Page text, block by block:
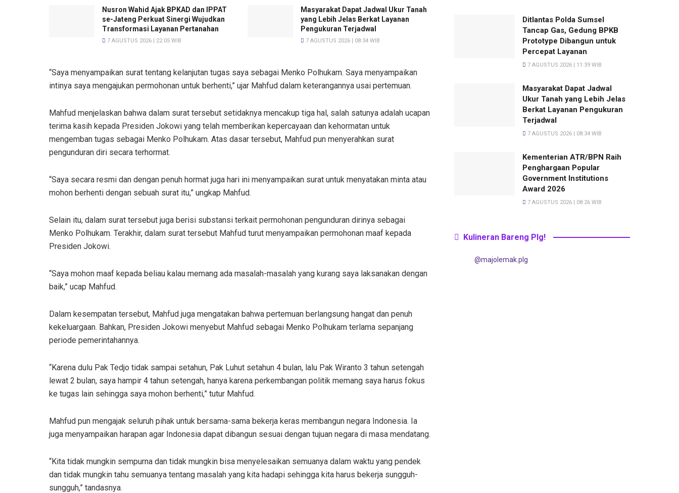
Nusron Wahid Ajak BPKAD dan IPPAT
se-Jateng Perkuat Sinergi Wujudkan
Transformasi Layanan Pertanahan
7 AGUSTUS 2026 | 22:05 WIB
Masyarakat Dapat Jadwal Ukur Tanah
yang Lebih Jelas Berkat Layanan
Pengukuran Terjadwal
7 AGUSTUS 2026 | 08:34 WIB
“Saya menyampaikan surat tentang kelanjutan tugas saya sebagai Menko Polhukam. Saya menyampaikan
intinya saya mengajukan permohonan untuk berhenti,” ujar Mahfud dalam keterangannya usai pertemuan.
Mahfud menjelaskan bahwa dalam surat tersebut setidaknya mencakup tiga hal, salah satunya adalah ucapan
terima kasih kepada Presiden Jokowi yang telah memberikan kepercayaan dan kehormatan untuk
mengemban tugas sebagai Menko Polhukam. Atas dasar tersebut, Mahfud pun menyerahkan surat
pengunduran diri secara terhormat.
“Saya secara resmi dan dengan penuh hormat juga hari ini menyampaikan surat untuk menyatakan minta atau
mohon berhenti dengan sebuah surat itu,” ungkap Mahfud.
Selain itu, dalam surat tersebut juga berisi substansi terkait permohonan pengunduran dirinya sebagai
Menko Polhukam. Terakhir, dalam surat tersebut Mahfud turut menyampaikan permohonan maaf kepada
Presiden Jokowi.
“Saya mohon maaf kepada beliau kalau memang ada masalah-masalah yang kurang saya laksanakan dengan
baik,” ucap Mahfud.
Dalam kesempatan tersebut, Mahfud juga mengatakan bahwa pertemuan berlangsung hangat dan penuh
kekeluargaan. Bahkan, Presiden Jokowi menyebut Mahfud sebagai Menko Polhukam terlama sepanjang
periode pemerintahannya.
“Karena dulu Pak Tedjo tidak sampai setahun, Pak Luhut setahun 4 bulan, lalu Pak Wiranto 3 tahun setengah
lewat 2 bulan, saya hampir 4 tahun setengah, hanya karena perkembangan politik memang saya harus fokus
ke tugas lain sehingga saya mohon berhenti,” tutur Mahfud.
Mahfud pun mengajak seluruh pihak untuk bersama-sama bekerja keras membangun negara Indonesia. Ia
juga menyampaikan harapan agar Indonesia dapat dibangun sesuai dengan tujuan negara di masa mendatang.
“Kita tidak mungkin sempurna dan tidak mungkin bisa menyelesaikan semuanya dalam waktu yang pendek
dan tidak mungkin tahu semuanya tentang masalah yang kita hadapi sehingga kita harus bekerja sungguh-
sungguh,” tandasnya.
Ditlantas Polda Sumsel
Tancap Gas, Gedung BPKB
Prototype Dibangun untuk
Percepat Layanan
7 AGUSTUS 2026 | 11:39 WIB
Masyarakat Dapat Jadwal
Ukur Tanah yang Lebih Jelas
Berkat Layanan Pengukuran
Terjadwal
7 AGUSTUS 2026 | 08:34 WIB
Kementerian ATR/BPN Raih
Penghargaan Popular
Government Institutions
Award 2026
7 AGUSTUS 2026 | 08:26 WIB
Kulineran Bareng Plg!
@majolemak.plg